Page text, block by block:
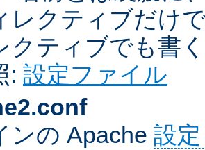
レクティブだけ
クティブでも書
: 設定ファイル
ンの Apache 設